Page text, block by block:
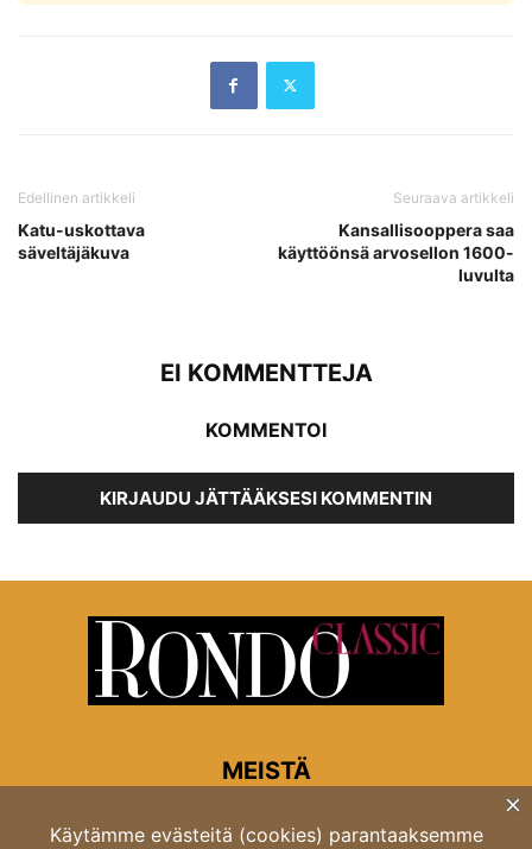
Edellinen artikkeli
Katu-uskottava
säveltäjäkuva
Seuraava artikkeli
Kansallisooppera saa
käyttöönsä arvosellon 1600-
luvulta
EI KOMMENTTEJA
KOMMENTOI
KIRJAUDU JÄTTÄÄKSESI KOMMENTIN
MEISTÄ
Rondon toimitus